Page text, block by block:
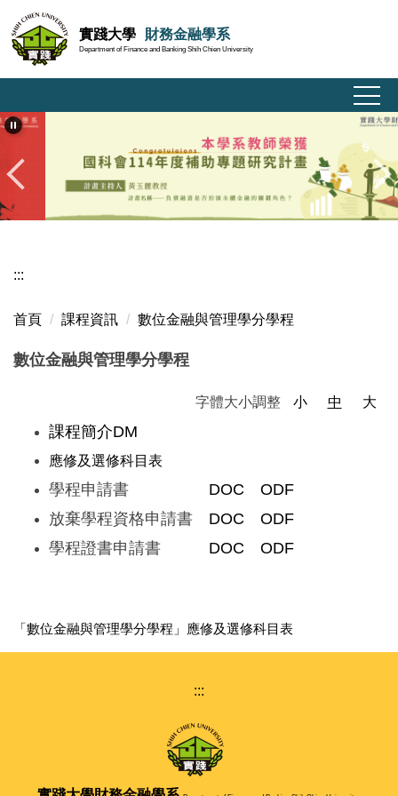
到
主
要
容
區
實踐大學 財務金融學系
Department of Finance and Banking Shih Chien University
:::
首頁 課程資訊 數位金融與管理學分學程
數位金融與管理學分學程
字體大小調整 小 中 大
課程簡介DM
應修及選修科目表
學程申請書 DOC
ODF
放棄學程資格申請書 DOC
ODF
學程證書申請書 DOC ODF
「數位金融與管理學分學程」應修及選修科目表
:::